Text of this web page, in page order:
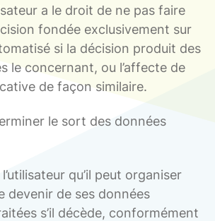
a le droit de ne pas faire
fondée exclusivement sur
si la décision produit des
le concernant, ou l’affecte de
de façon similaire.
le sort des données
qu’il peut organiser
devenir de ses données
s’il décède, conformément